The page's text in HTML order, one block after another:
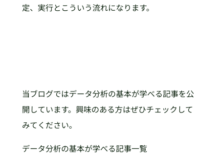
定、実行とこういう流れになります。
当ブログではデータ分析の基本が学べる記事を公
開しています。興味のある方はぜひチェックして
みてください。
データ分析の基本が学べる記事一覧